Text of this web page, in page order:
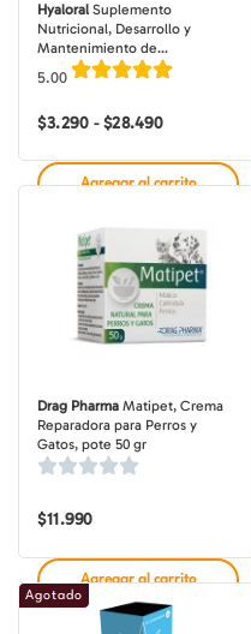
Hyaloral Suplemento
Nutricional, Desarrollo y
Mantenimiento de
Articulaciones para Perros
Razas Pequeñas y Medianas,
kg)
5.00
$3.290 - $28.490Rango
precios:
desde
$28.490
Agregar al carrito
Drag Pharma Matipet, Crema
Reparadora para Perros y
Gatos, pote 50 gr
$11.990
Agregar al carrito
Agotado